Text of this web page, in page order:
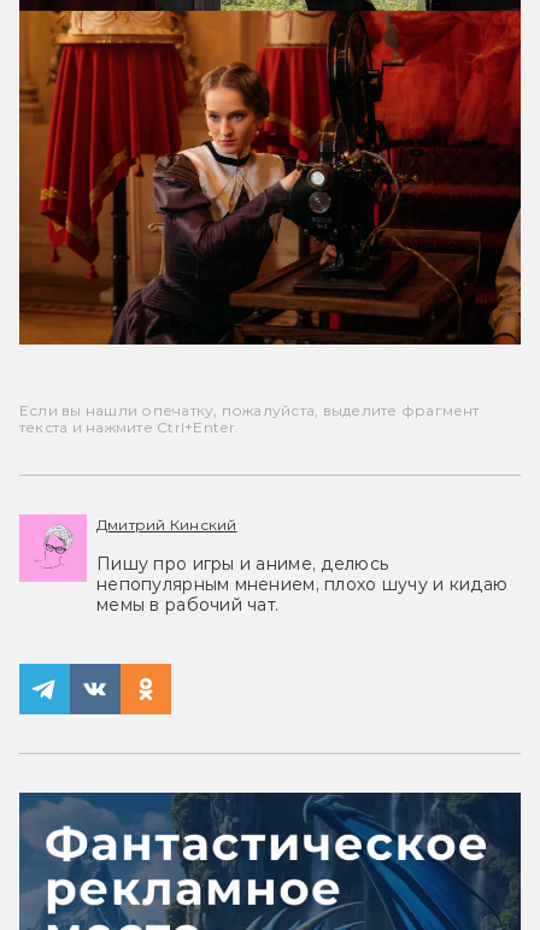
Если вы нашли опечатку, пожалуйста, выделите фрагмент
текста и нажмите Ctrl+Enter.
Дмитрий Кинский
Пишу про игры и аниме, делюсь
непопулярным мнением, плохо шучу и кидаю
мемы в рабочий чат.